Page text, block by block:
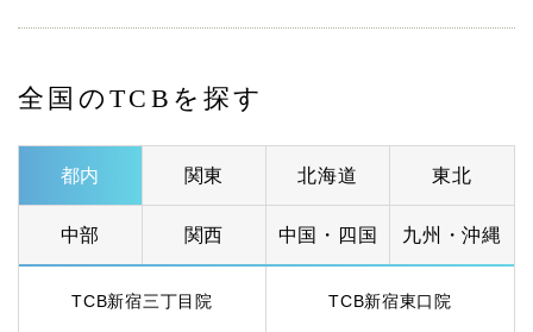
全国のTCBを探す
都内 関東 北海道 東北
中部 関西 中国・四国 九州・沖縄
TCB新宿三丁目院 TCB新宿東口院